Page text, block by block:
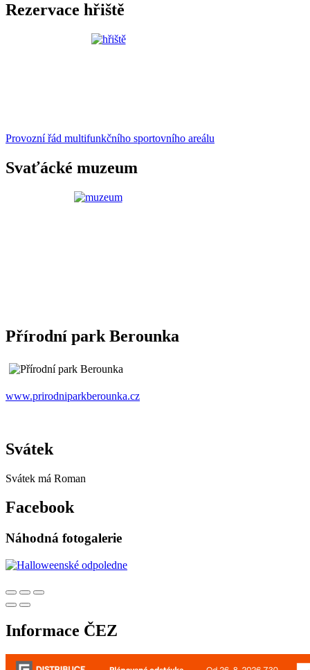
Rezervace hřiště
Provozní řád multifunkčního sportovního areálu
Svaťácké muzeum
Přírodní park Berounka
www.prirodniparkberounka.cz
Svátek
Svátek má Roman
Facebook
Náhodná fotogalerie
Informace ČEZ